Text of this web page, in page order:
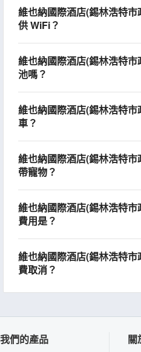
維也納國際酒店(錫林浩特
供 WiFi？
維也納國際酒店(錫林浩特
池嗎？
維也納國際酒店(錫林浩特
車？
維也納國際酒店(錫林浩特
帶寵物？
維也納國際酒店(錫林浩特
費用是？
維也納國際酒店(錫林浩特
費取消？
我們的產品 關